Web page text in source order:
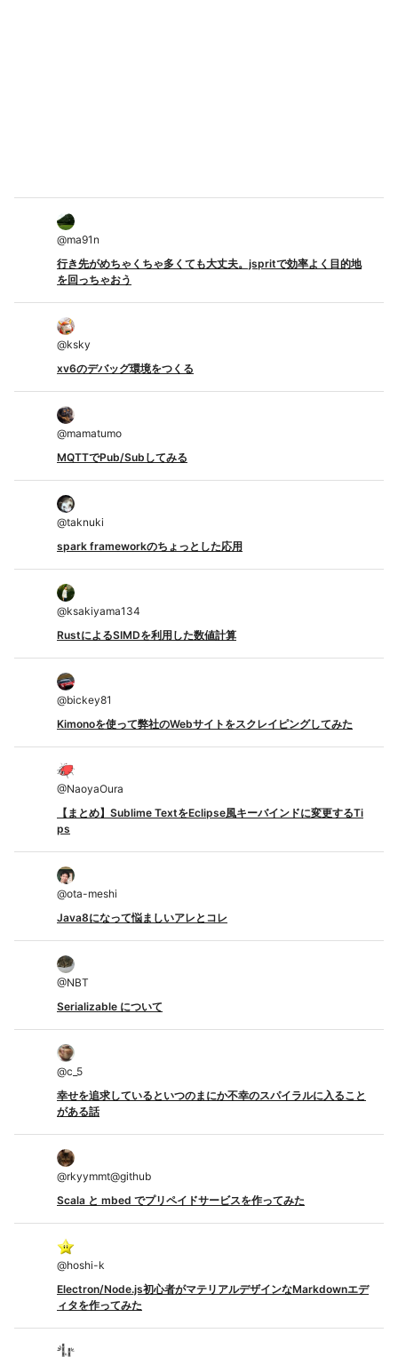
@ma91n
行き先がめちゃくちゃ多くても大丈夫。jspritで効率よく目的地
を回っちゃおう
@ksky
xv6のデバッグ環境をつくる
@mamatumo
MQTTでPub/Subしてみる
@taknuki
spark frameworkのちょっとした応用
@ksakiyama134
RustによるSIMDを利用した数値計算
@bickey81
Kimonoを使って弊社のWebサイトをスクレイピングしてみた
@NaoyaOura
【まとめ】Sublime TextをEclipse風キーバインドに変更するTi
ps
@ota-meshi
Java8になって悩ましいアレとコレ
@NBT
Serializable について
@c_5
幸せを追求しているといつのまにか不幸のスパイラルに入ること
がある話
@rkyymmt@github
Scala と mbed でプリペイドサービスを作ってみた
@hoshi-k
Electron/Node.js初心者がマテリアルデザインなMarkdownエデ
ィタを作ってみた